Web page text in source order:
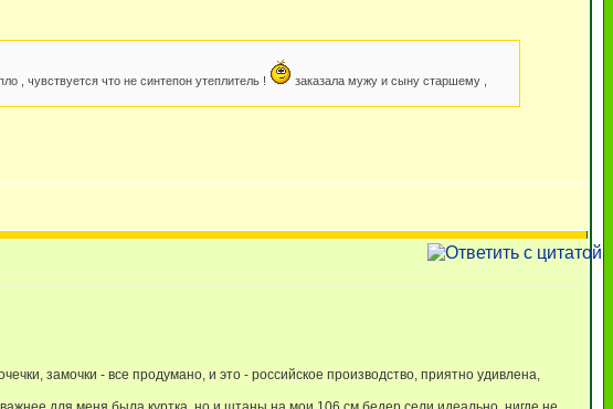
, чувствуется что не синтепон утеплитель !
заказала мужу и сыну старшему ,
замочки - все продумано, и это - российское производство, приятно удивлена,